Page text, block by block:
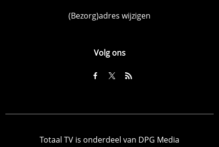
(Bezorg)adres wijzigen
Volg ons
Totaal TV is onderdeel van DPG Media